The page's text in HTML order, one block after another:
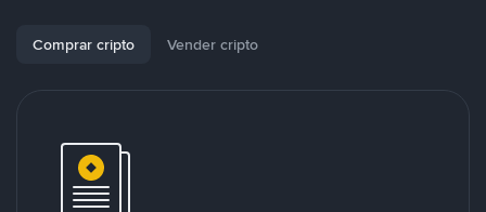
Comprar cripto Vender cripto